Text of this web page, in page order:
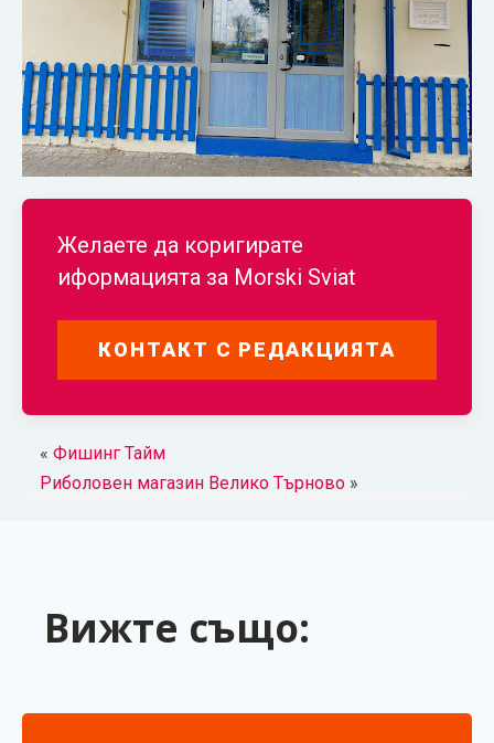
Желаете да коригирате
иформацията за Morski Sviat
КОНТАКТ С РЕДАКЦИЯТА
« Фишинг Тайм
Риболовен магазин Велико Търново»
Вижте също: